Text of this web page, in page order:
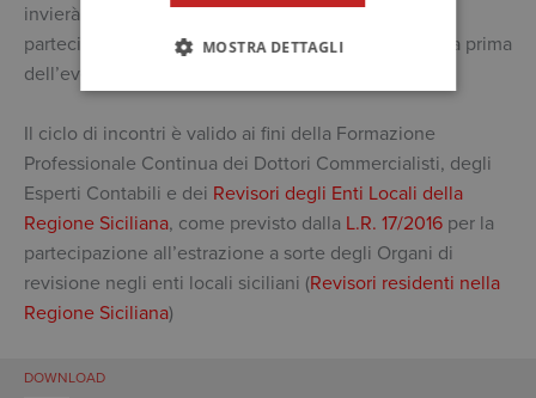
invierà promemoria dell’evento, con il link per la
partecipazione, nei giorni antecedenti e qualche ora prima
dell’evento.
Il ciclo di incontri è valido ai fini della Formazione
Professionale Continua dei Dottori Commercialisti, degli
Esperti Contabili e dei Revisori degli Enti Locali della
Regione Siciliana, come previsto dalla L.R. 17/2016 per la
partecipazione all’estrazione a sorte degli Organi di
revisione negli enti locali siciliani (Revisori residenti nella
Regione Siciliana)
DOWNLOAD
MOSTRA DETTAGLI